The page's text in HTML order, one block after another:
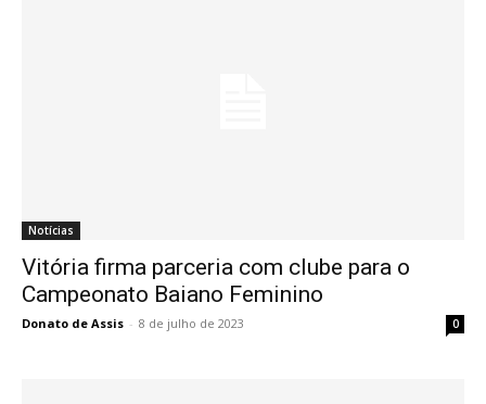
Notícias
Vitória firma parceria com clube para o
Campeonato Baiano Feminino
Donato de Assis - 8 de julho de 2023 0